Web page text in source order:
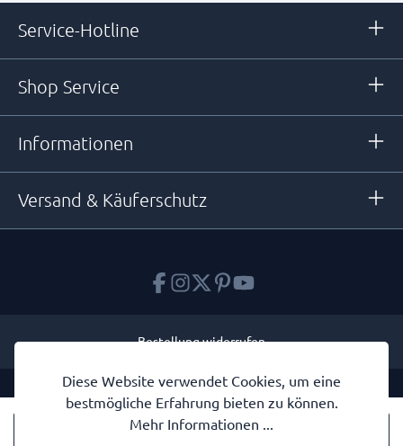
Ihre Konfiguration
Service-Hotline
Shop Service
Informationen
Versand & Käuferschutz
Bestellung widerrufen
Versandkosten
ggf. Nachnahmegebühren, wenn nicht anders angegeben.
Diese Website verwendet Cookies, um eine
bestmögliche Erfahrung bieten zu können.
Mehr Informationen ...